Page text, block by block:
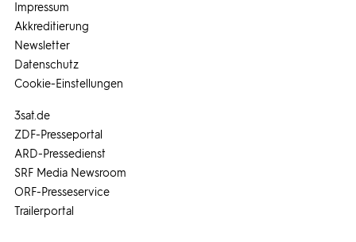
3sat.de
ZDF-Presseportal
ARD-Pressedienst
SRF Media Newsroom
ORF-Presseservice
Trailerportal
Impressum
Akkreditierung
Newsletter
Datenschutz
Cookie-Einstellungen